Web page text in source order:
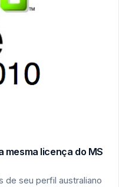
mesma licença do MS
de seu perfil australiano